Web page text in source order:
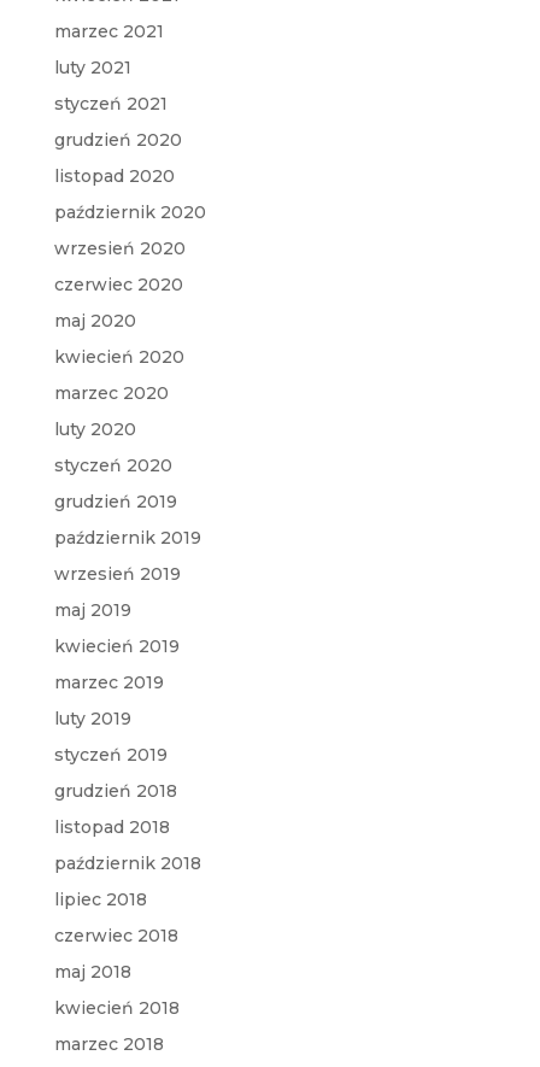
marzec 2021
luty 2021
styczeń 2021
grudzień 2020
listopad 2020
październik 2020
wrzesień 2020
czerwiec 2020
maj 2020
kwiecień 2020
marzec 2020
luty 2020
styczeń 2020
grudzień 2019
październik 2019
wrzesień 2019
maj 2019
kwiecień 2019
marzec 2019
luty 2019
styczeń 2019
grudzień 2018
listopad 2018
październik 2018
lipiec 2018
czerwiec 2018
maj 2018
kwiecień 2018
marzec 2018